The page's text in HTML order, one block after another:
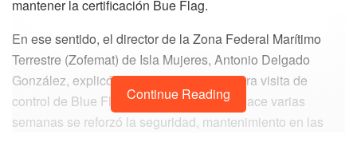
mantener la certificación Bue Flag.
En ese sentido, el director de la Zona Federal Marítimo
Terrestre (Zofemat) de Isla Mujeres, Antonio Delgado
González, explicó que recibieron la primera visita de
control de Blue Flag, para lo cual desde hace varias
semanas se reforzó la seguridad, mantenimiento en las
Continue Reading